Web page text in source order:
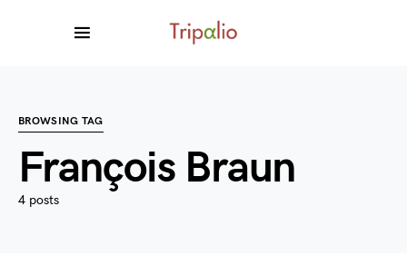
BROWSING TAG
François Braun
4 posts